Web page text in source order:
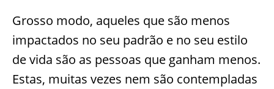
Grosso modo, aqueles que são menos
impactados no seu padrão e no seu estilo
de vida são as pessoas que ganham menos.
Estas, muitas vezes nem são contempladas